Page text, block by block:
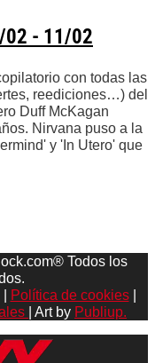
02 - 11/02
con todas las
reediciones…) del
Duff McKagan
Nirvana puso a la
y 'In Utero' que
Todos los
Política de cookies|
| Art by Publiup.